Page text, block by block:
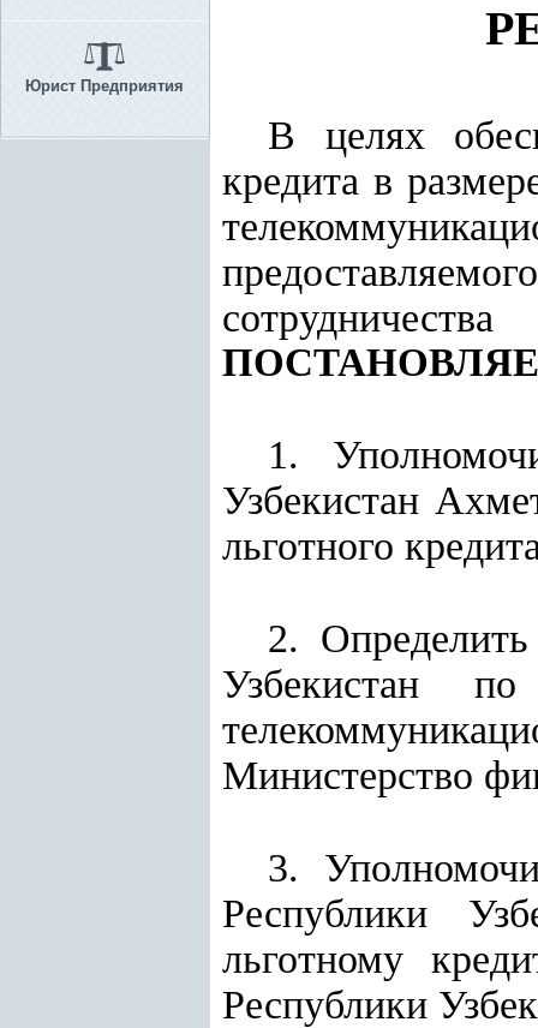
Юрист Предприятия
В целях
кредита в
1.
Узбекистан
льготного
2.
Узбекистан
Министерство
3.
Республики
льготному
Республики